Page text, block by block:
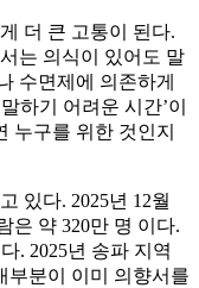
더 큰 고통이 된다.
는 의식이 있어도 말
수면제에 의존하게
하기 어려운 시간’이
누구를 위한 것인지
있다. 2025년 12월
은 약 320만 명 이다.
. 2025년 송파 지역
부분이 이미 의향서를